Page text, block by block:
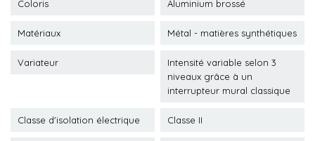
Coloris Aluminium brossé
Matériaux Métal - matières synthétiques
Variateur
Intensité variable selon 3
niveaux grâce à un
interrupteur mural classique
Classe d'isolation électrique Classe II